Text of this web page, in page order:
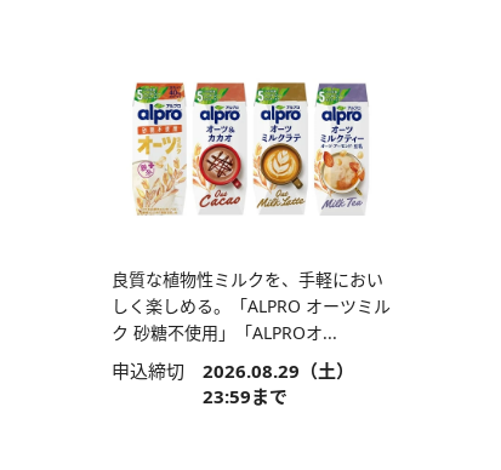
良質な植物性ミルクを、手軽におい
しく楽しめる。「ALPRO オーツミル
ク 砂糖不使用」「ALPROオ...
申込締切 2026.08.29（土）
23:59まで